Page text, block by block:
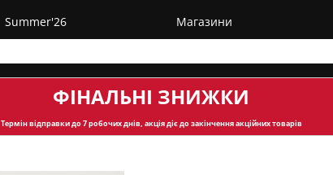
Summer'26 Магазини
ФІНАЛЬНІ ЗНИЖКИ
Термін відправкидо 7 робочих днів, акція діє до закінчення акційних товарів